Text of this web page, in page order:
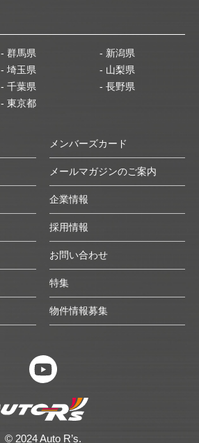
- 群馬県
- 埼玉県
- 千葉県
- 東京都
- 新潟県
- 山梨県
- 長野県
メンバーズカード
メールマガジンのご案内
企業情報
採用情報
お問い合わせ
特集
物件情報募集
© 2024 Auto R’s.